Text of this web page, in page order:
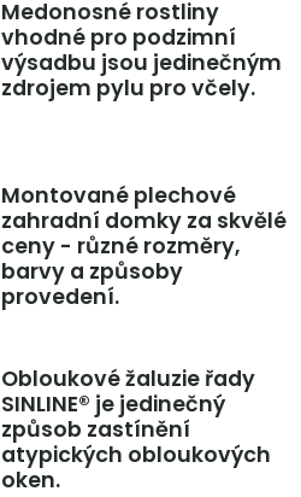
Medonosné rostliny
vhodné pro podzimní
výsadbu jsou jedinečným
zdrojem pylu pro včely.
Montované plechové
zahradní domky za skvělé
ceny - různé rozměry,
barvy a způsoby
provedení.
Obloukové žaluzie řady
SINLINE® je jedinečný
způsob zastínění
atypických obloukových
oken.